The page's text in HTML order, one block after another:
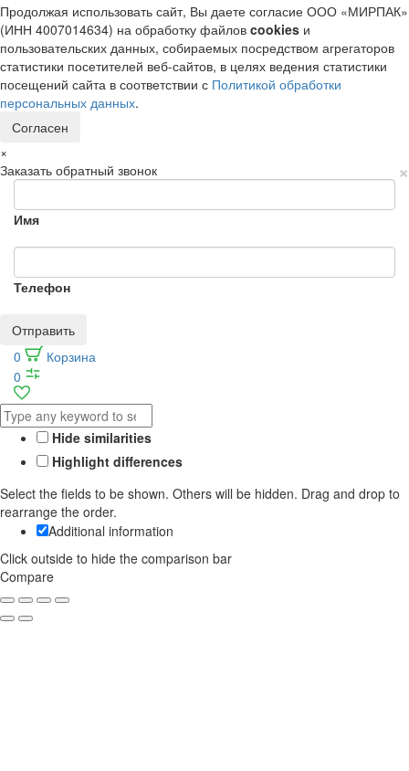
Продолжая использовать сайт, Вы даете согласие ООО «МИРПАК»
(ИНН 4007014634) на обработку файлов cookies и
пользовательских данных, собираемых посредством агрегаторов
статистики посетителей веб-сайтов, в целях ведения статистики
посещений сайта в соответствии с Политикой обработки
персональных данных.
Согласен
×
×
Заказать обратный звонок
Имя
Телефон
Отправить
0
Корзина
0
Hide similarities
Highlight differences
Select the fields to be shown. Others will be hidden. Drag and drop to
rearrange the order.
Additional information
Click outside to hide the comparison bar
Compare